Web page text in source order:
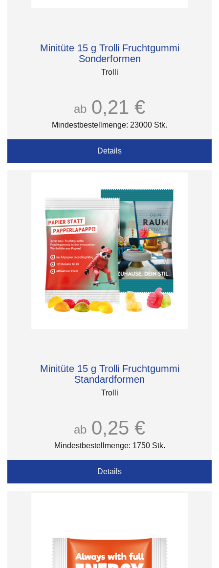
Minitüte 15 g Trolli Fruchtgummi
Sonderformen
Trolli
ab 0,21 €
Mindestbestellmenge: 23000 Stk.
Details
Minitüte 15 g Trolli Fruchtgummi
Standardformen
Trolli
ab 0,25 €
Mindestbestellmenge: 1750 Stk.
Details